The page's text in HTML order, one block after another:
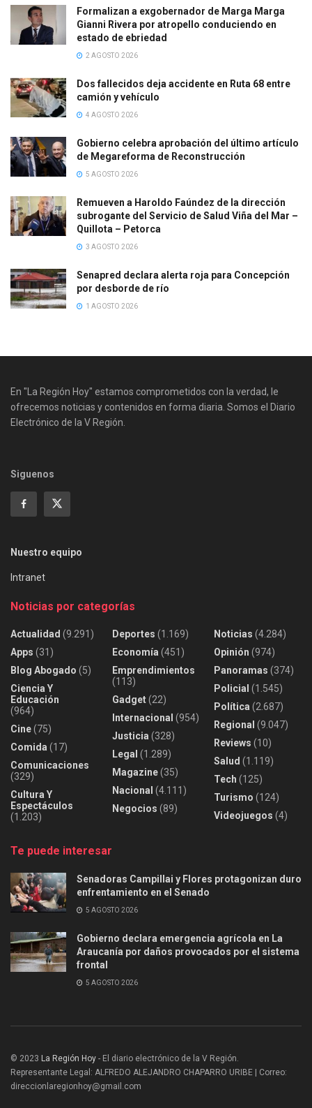
Formalizan a exgobernador de Marga Marga
Gianni Rivera por atropello conduciendo en
estado de ebriedad
2 AGOSTO 2026
Dos fallecidos deja accidente en Ruta 68 entre
camión y vehículo
4 AGOSTO 2026
Gobierno celebra aprobación del último artículo
de Megareforma de Reconstrucción
5 AGOSTO 2026
Remueven a Haroldo Faúndez de la dirección
subrogante del Servicio de Salud Viña del Mar –
Quillota – Petorca
3 AGOSTO 2026
Senapred declara alerta roja para Concepción
por desborde de río
1 AGOSTO 2026
En "La Región Hoy" estamos comprometidos con la verdad, le
ofrecemos noticias y contenidos en forma diaria. Somos el Diario
Electrónico de la V Región.
Siguenos
Nuestro equipo
Intranet
Noticias por categorías
Actualidad (9.291)
Apps (31)
Blog Abogado (5)
Ciencia Y
Educación
(964)
Cine(75)
Comida (17)
Comunicaciones
(329)
Cultura Y
Espectáculos
(1.203)
Deportes (1.169)
Economía (451)
Emprendimientos
(113)
Gadget(22)
Internacional (954)
Justicia (328)
Legal (1.289)
Magazine(35)
Nacional (4.111)
Negocios (89)
Noticias (4.284)
Opinión (974)
Panoramas (374)
Policial (1.545)
Política (2.687)
Regional (9.047)
Reviews (10)
Salud (1.119)
Tech (125)
Turismo (124)
Videojuegos (4)
Te puede interesar
Senadoras Campillai y Flores protagonizan duro
enfrentamiento en el Senado
5 AGOSTO 2026
Gobierno declara emergencia agrícola en La
Araucanía por daños provocados por el sistema
frontal
5 AGOSTO 2026
© 2023 La Región Hoy - El diario electrónico de la V Región.
Representante Legal: ALFREDO ALEJANDRO CHAPARRO URIBE | Correo:
direccionlaregionhoy@gmail.com